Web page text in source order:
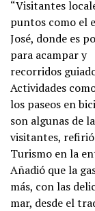
“Visitantes
puntos como el
José, donde es
para acampar y
recorridos
Actividades
los paseos en
son algunas de
visitantes,
Turismo en la
Añadió que la
más, con las
mar, desde el